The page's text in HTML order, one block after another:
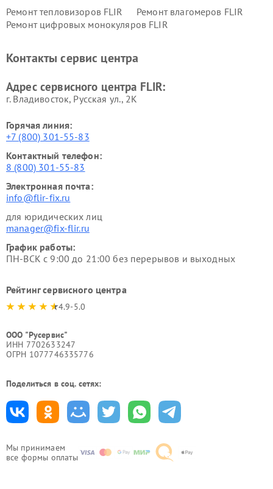
Мы принимаем
все формы оплаты
Ремонт тепловизоров FLIR
Ремонт влагомеров FLIR
Ремонт цифровых монокуляров FLIR
Контакты сервис центра
Адрес сервисного центра FLIR:
г. Владивосток, Русская ул., 2К
Горячая линия:
+7 (800) 301-55-83
Контактный телефон:
8 (800) 301-55-83
Электронная почта:
info@flir-fix.ru
для юридических лиц
manager@fix-flir.ru
График работы:
ПН-ВСК с 9:00 до 21:00 без перерывов и выходных
Рейтинг сервисного центра
4.9-5.0
ООО "Русервис"
ИНН 7702633247
ОГРН 1077746335776
Поделиться в соц. сетях: